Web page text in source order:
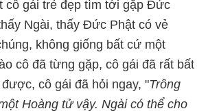
cô gái trẻ đẹp tìm tới gặp Đức
Ngài, thấy Đức Phật có vẻ
không giống bất cứ một
cô đã từng gặp, cô gái đã rất bất
cô gái đã hỏi ngay, "Trông
Hoàng tử vậy. Ngài có thể cho